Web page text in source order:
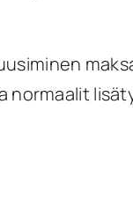
normaalit